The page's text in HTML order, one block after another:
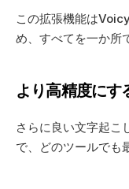
この拡張機能は
め、すべてを一か所
より高精度にす
さらに良い文字起こ
で、どのツールでも